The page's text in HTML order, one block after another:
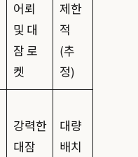
어뢰
및 대
잠 로
켓
제한
적
(추
정)
강력한
대잠
대량
배치